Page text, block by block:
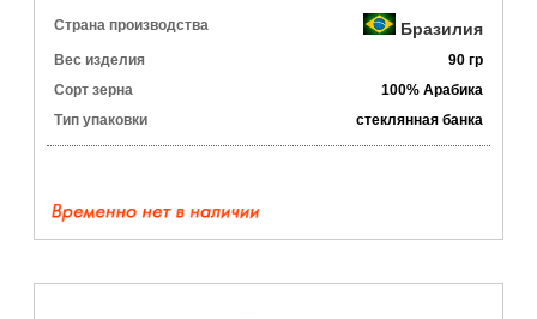
Страна производства Бразилия
Вес изделия
90 гр
Сорт зерна
100% Арабика
Тип упаковки
стеклянная банка